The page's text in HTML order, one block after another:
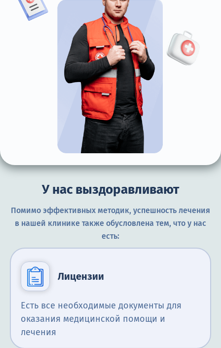
У нас выздоравливают
Помимо эффективных методик, успешность лечения
в нашей клинике также обусловлена тем, что у нас
есть:
Лицензии
Есть все необходимые документы для
оказания медицинской помощи и
лечения